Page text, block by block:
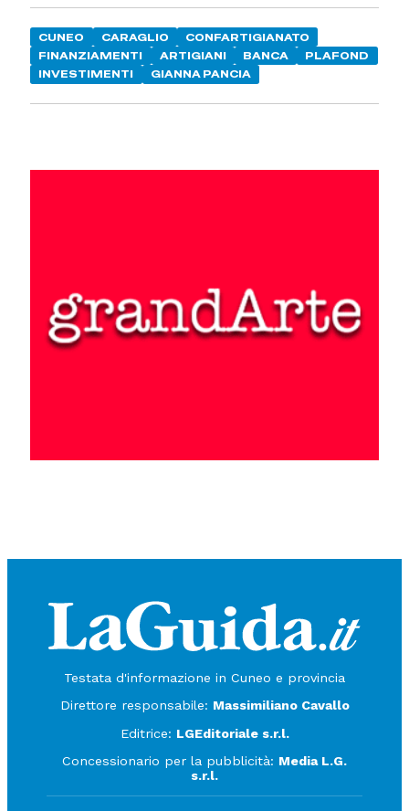
CUNEO CARAGLIO
CONFARTIGIANATO
FINANZIAMENTI
ARTIGIANI BANCA
PLAFOND
INVESTIMENTI
GIANNA PANCIA
Testata d'informazione in Cuneo e provincia
Direttore responsabile: Massimiliano Cavallo
Editrice: LGEditoriale s.r.l.
Concessionario per la pubblicità: Media L.G.
s.r.l.